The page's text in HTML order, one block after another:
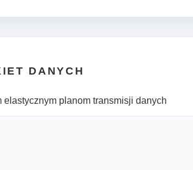
DANYCH
elastycznym planom transmisji danych